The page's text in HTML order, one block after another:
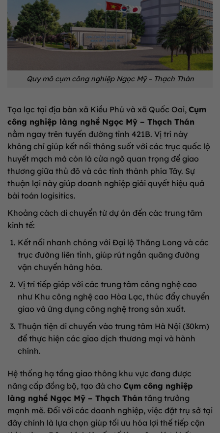
Quy mô cụm công nghiệp Ngọc Mỹ – Thạch Thán
Tọa lạc tại địa bàn xã Kiều Phú và xã Quốc Oai, Cụm
công nghiệp làng nghề Ngọc Mỹ – Thạch Thán
nằm ngay trên tuyến đường tỉnh 421B. Vị trí này
không chỉ giúp kết nối thông suốt với các trục quốc lộ
huyết mạch mà còn là cửa ngõ quan trọng để giao
thương giữa thủ đô và các tỉnh thành phía Tây. Sự
thuận lợi này giúp doanh nghiệp giải quyết hiệu quả
bài toán logisitics.
Khoảng cách di chuyển từ dự án đến các trung tâm
kinh tế:
Kết nối nhanh chóng với Đại lộ Thăng Long và các
trục đường liên tỉnh, giúp rút ngắn quãng đường
vận chuyển hàng hóa.
Vị trí tiếp giáp với các trung tâm công nghệ cao
như Khu công nghệ cao Hòa Lạc, thúc đẩy chuyển
giao và ứng dụng công nghệ trong sản xuất.
Thuận tiện di chuyển vào trung tâm Hà Nội (30km)
để thực hiện các giao dịch thương mại và hành
chính.
Hệ thống hạ tầng giao thông khu vực đang được
nâng cấp đồng bộ, tạo đà cho Cụm công nghiệp
làng nghề Ngọc Mỹ – Thạch Thán tăng trưởng
mạnh mẽ. Đối với các doanh nghiệp, việc đặt trụ sở tại
đây chính là lựa chọn giúp tối ưu hóa lợi thế tiếp cận